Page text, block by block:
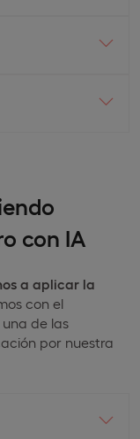
con IA
a aplicar la
con el
de las
por nuestra